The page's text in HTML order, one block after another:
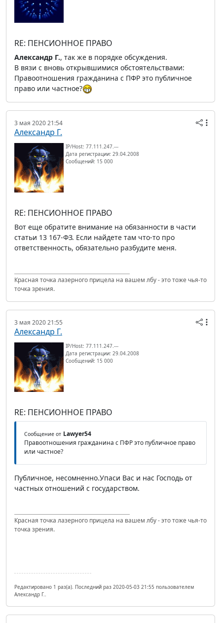
RE: ПЕНСИОННОЕ ПРАВО
Александр Г., так же в порядке обсуждения.
В вязи с вновь открывшимися обстоятельствами:
Правоотношения гражданина с ПФР это публичное
право или частное?
3 мая 2020 21:54
Александр Г.
IP/Host: 77.111.247.---
Дата регистрации: 29.04.2008
Сообщений: 15 000
RE: ПЕНСИОННОЕ ПРАВО
Вот еще обратите внимание на обязанности в части
статьи 13 167-ФЗ. Если найдете там что-то про
ответственность, обязательно разбудите меня.
Красная точка лазерного прицела на вашем лбу - это тоже чья-то
точка зрения.
3 мая 2020 21:55
Александр Г.
IP/Host: 77.111.247.---
Дата регистрации: 29.04.2008
Сообщений: 15 000
RE: ПЕНСИОННОЕ ПРАВО
Сообщение от Lawyer54
Правоотношения гражданина с ПФР это публичное право
или частное?
Публичное, несомненно.Упаси Вас и нас Господь от
частных отношений с государством.
Красная точка лазерного прицела на вашем лбу - это тоже чья-то
точка зрения.
Редактировано 1 раз(а). Последний раз 2020-05-03 21:55 пользователем
Александр Г..